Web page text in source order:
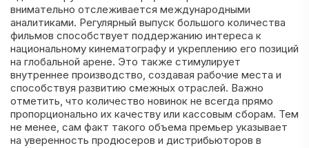
внимательно отслеживается международными
аналитиками. Регулярный выпуск большого количества
фильмов способствует поддержанию интереса к
национальному кинематографу и укреплению его позиций
на глобальной арене. Это также стимулирует
внутреннее производство, создавая рабочие места и
способствуя развитию смежных отраслей. Важно
отметить, что количество новинок не всегда прямо
пропорционально их качеству или кассовым сборам. Тем
не менее, сам факт такого объема премьер указывает
на уверенность продюсеров и дистрибьюторов в